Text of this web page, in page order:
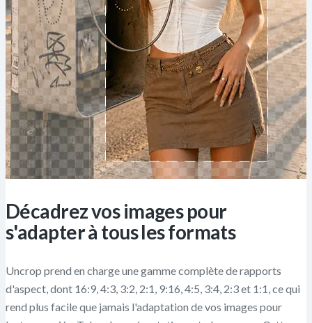
Décadrez vos images pour
s'adapter à tous les formats
Uncrop prend en charge une gamme complète de rapports
d'aspect, dont 16:9, 4:3, 3:2, 2:1, 9:16, 4:5, 3:4, 2:3 et 1:1, ce qui
rend plus facile que jamais l'adaptation de vos images pour